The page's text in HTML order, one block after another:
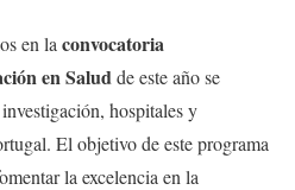
en la convocatoria
en Saludde este año se
hospitales y
El objetivo de este programa
la excelencia en la